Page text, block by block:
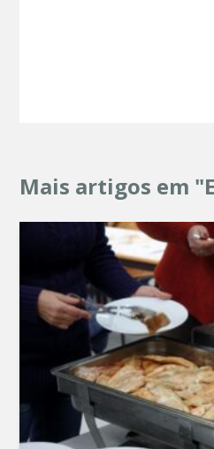
Mais artigos em